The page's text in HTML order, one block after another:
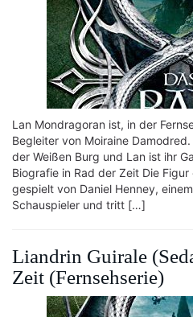
Lan Mondragoran ist, in der
Begleiter von Moiraine
der Weißen Burg und Lan ist ihr
Biografie in Rad der Zeit Die
gespielt von Daniel Henney,
Schauspieler und tritt […]
Liandrin Guirale
Zeit (Fernsehserie)